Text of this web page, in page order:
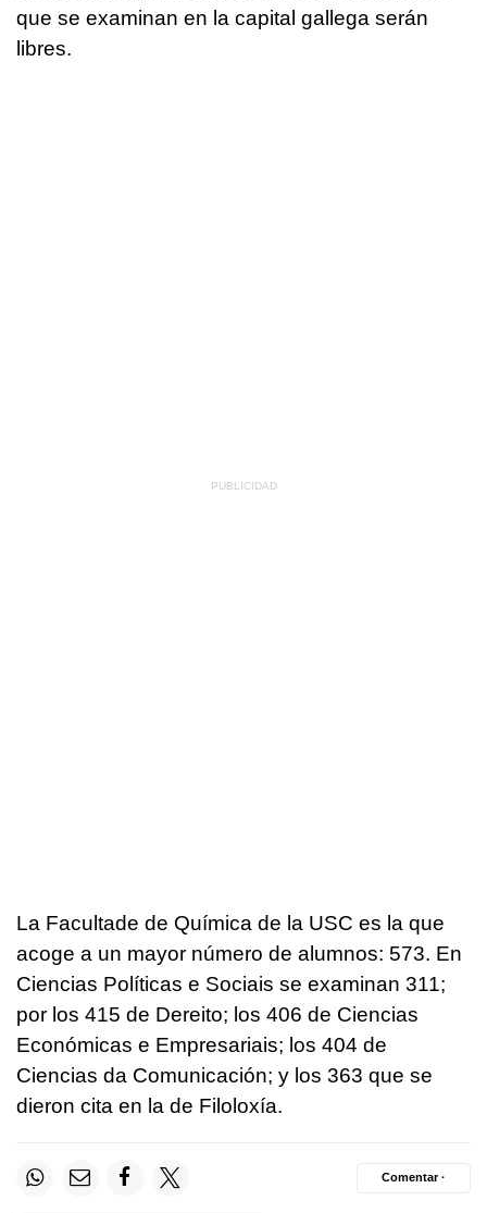
que se examinan en la capital gallega serán
libres.
La Facultade de Química de la USC es la que
acoge a un mayor número de alumnos: 573. En
Ciencias Políticas e Sociais se examinan 311;
por los 415 de Dereito; los 406 de Ciencias
Económicas e Empresariais; los 404 de
Ciencias da Comunicación; y los 363 que se
dieron cita en la de Filoloxía.
Comentar ·